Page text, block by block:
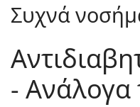
Συχνά
- Ανάλογα